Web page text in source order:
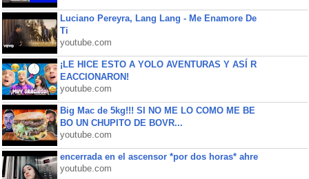
Luciano Pereyra, Lang Lang - Me Enamore De
Ti
youtube.com
¡LE HICE ESTO A YOLO AVENTURAS Y ASÍ R
EACCIONARON!
youtube.com
Big Mac de 5kg!!! SI NO ME LO COMO ME BE
BO UN CHUPITO DE BOVR...
youtube.com
encerrada en el ascensor *por dos horas* ahre
youtube.com